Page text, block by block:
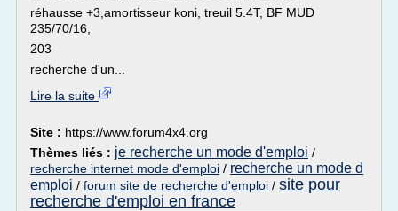
réhausse +3,amortisseur koni, treuil 5.4T, BF MUD
235/70/16,
203
recherche d'un...
Lire la suite
Site : https://www.forum4x4.org
Thèmes liés : je recherche un mode d'emploi /
recherche internet mode d'emploi / recherche un mode d
emploi / forum site de recherche d'emploi / site pour
recherche d'emploi en france